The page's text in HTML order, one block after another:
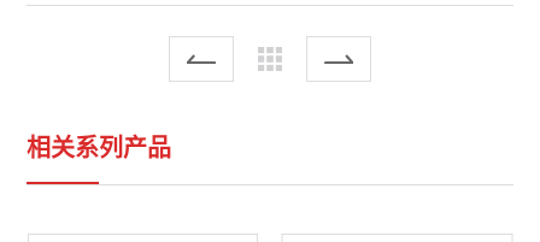
相关系列产品